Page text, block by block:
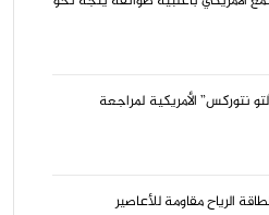
نتوركس” الأمريكية لمراجعة
الرياح مقاومة للأعاصير